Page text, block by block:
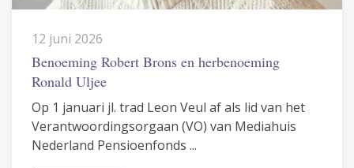
12 juni 2026
Benoeming Robert Brons en herbenoeming
Ronald Uljee
Op 1 januari jl. trad Leon Veul af als lid van het
Verantwoordingsorgaan (VO) van Mediahuis
Nederland Pensioenfonds ...